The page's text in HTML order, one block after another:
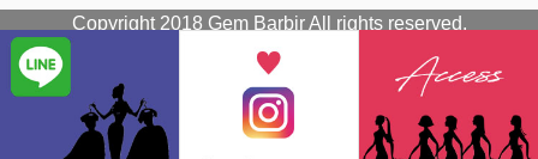
Copyright 2018 Gem Barbir All rights reserved.